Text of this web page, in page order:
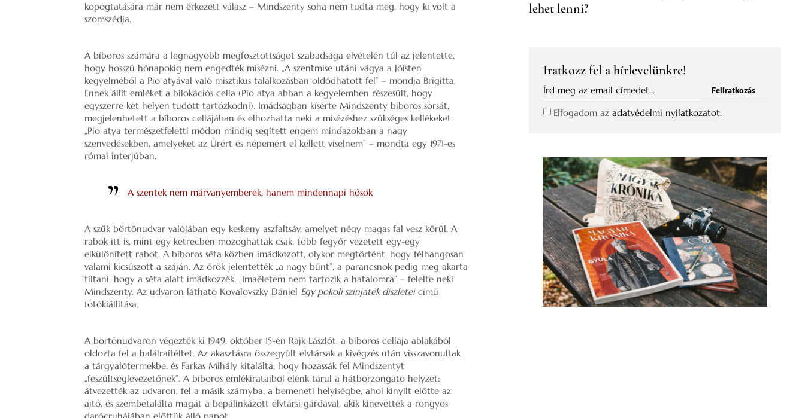
kopogtatására már nem érkezett válasz – Mindszenty soha nem tudta meg, hogy ki volt a
szomszédja.
A bíboros számára a legnagyobb megfosztottságot szabadsága elvételén túl az jelentette,
hogy hosszú hónapokig nem engedték misézni. „A szentmise utáni vágya a Jóisten
kegyelméből a Pio atyával való misztikus találkozásban oldódhatott fel” – mondja Brigitta.
Ennek állít emléket a bilokációs cella (Pio atya abban a kegyelemben részesült, hogy
egyszerre két helyen tudott tartózkodni). Imádságban kísérte Mindszenty bíboros sorsát,
megjelenhetett a bíboros cellájában és elhozhatta neki a misézéshez szükséges kellékeket.
„Pio atya természetfeletti módon mindig segített engem mindazokban a nagy
szenvedésekben, amelyeket az Úrért és népemért el kellett viselnem” – mondta egy 1971-es
római interjúban.
A szentek nem márványemberek, hanem mindennapi hősök
A szűk börtönudvar valójában egy keskeny aszfaltsáv, amelyet négy magas fal vesz körül. A
rabok itt is, mint egy ketrecben mozoghattak csak, több fegyőr vezetett egy-egy
elkülönített rabot. A bíboros séta közben imádkozott, olykor megtörtént, hogy félhangosan
valami kicsúszott a száján. Az őrök jelentették „a nagy bűnt”, a parancsnok pedig meg akarta
tiltani, hogy a séta alatt imádkozzék. „Imaéletem nem tartozik a hatalomra” – felelte neki
Mindszenty. Az udvaron látható Kovalovszky Dániel Egy pokoli színjáték díszleteicímű
fotókiállítása.
A börtönudvaron végezték ki 1949. október 15-én Rajk Lászlót, a bíboros cellája ablakából
oldozta fel a halálraítéltet. Az akasztásra összegyűlt elvtársak a kivégzés után visszavonultak
a tárgyalótermekbe, és Farkas Mihály kitalálta, hogy hozassák fel Mindszentyt
„feszültséglevezetőnek”. A bíboros emlékirataiból elénk tárul a hátborzongató helyzet:
átvezették az udvaron, fel a másik szárnyba, a bemeneti helyiségbe, ahol kinyílt előtte az
ajtó, és szembetalálta magát a bepálinkázott elvtársi gárdával, akik kinevették a rongyos
darócruhájában előttük álló papot.
lehet lenni?
Iratkozz fel a hírlevelünkre!
Elfogadom azadatvédelmi nyilatkozatot.
Feliratkozás